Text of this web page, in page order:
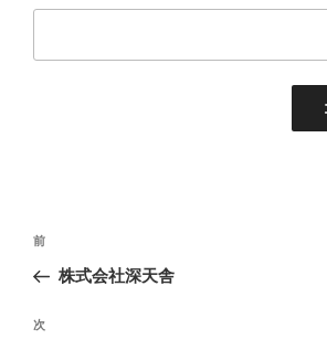
投
ナ
ビ
前
の
稿
前
株式会社深天舎
次
次